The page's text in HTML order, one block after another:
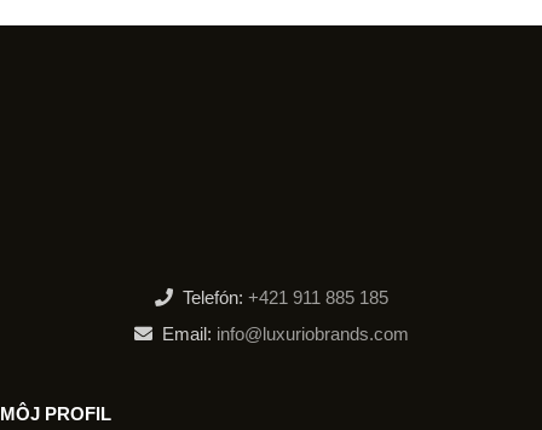
Telefón: +421 911 885 185
Email: info@luxuriobrands.com
MÔJ PROFIL